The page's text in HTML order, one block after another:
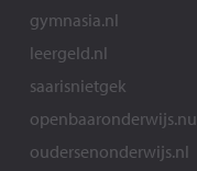
gymnasia.nl
leergeld.nl
saarisnietgek
openbaaronderwijs.nu
oudersenonderwijs.nl